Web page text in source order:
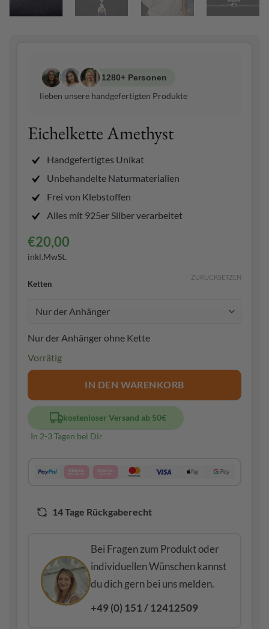
1280+ Personen
lieben unsere handgefertigten Produkte
Eichelkette Amethyst
Handgefertigtes Unikat
Unbehandelte Naturmaterialien
Frei von Klebstoffen
Alles mit 925er Silber verarbeitet
€20,00
inkl.MwSt.
Ketten
ZURÜCKSETZEN
Nur der Anhänger ohne Kette
Vorrätig
IN DEN WARENKORB
kostenloser Versand ab 50€
In 2-3 Tagen bei Dir
14 Tage Rückgaberecht
Bei Fragen zum Produkt oder
individuellen Wünschen kannst
du dich gern bei uns melden.
+49 (0) 151 / 12412509